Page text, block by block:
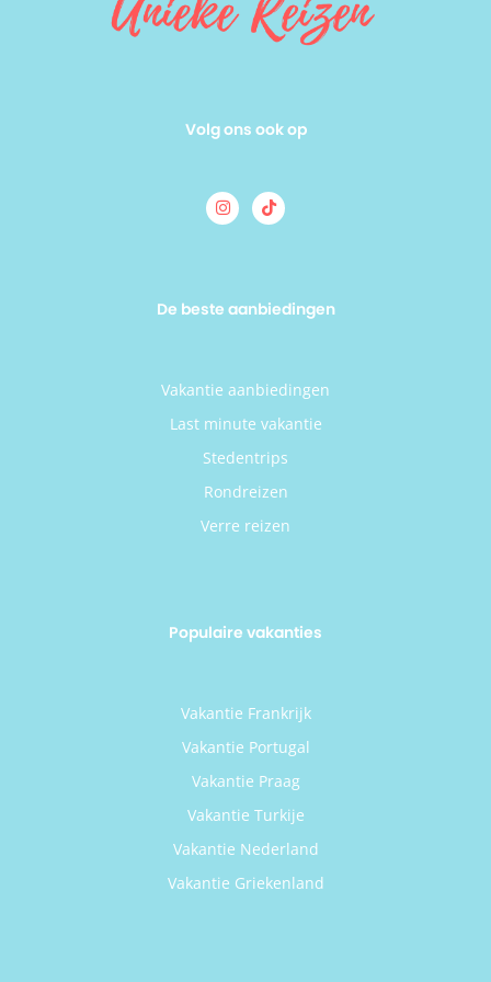
Volg ons ook op
De beste aanbiedingen
Vakantie aanbiedingen
Last minute vakantie
Stedentrips
Rondreizen
Verre reizen
Populaire vakanties
Vakantie Frankrijk
Vakantie Portugal
Vakantie Praag
Vakantie Turkije
Vakantie Nederland
Vakantie Griekenland